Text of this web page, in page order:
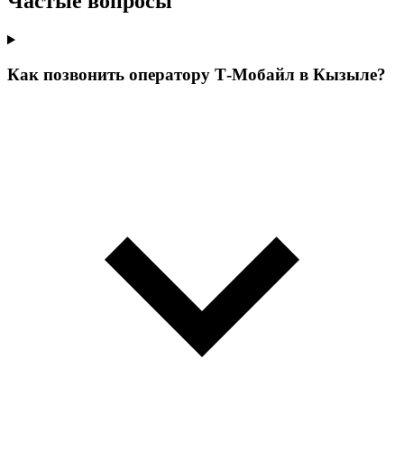
Как позвонить оператору Т‑Мобайл в Кызыле?